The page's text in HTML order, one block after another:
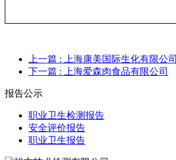
上一篇 : 上海康美国际生化有限公司
下一篇 : 上海爱森肉食品有限公司
报告公示
职业卫生检测报告
安全评价报告
职业卫生报告